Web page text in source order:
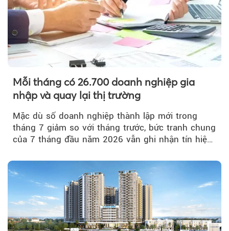
Mỗi tháng có 26.700 doanh nghiệp gia
nhập và quay lại thị trường
Mặc dù số doanh nghiệp thành lập mới trong
tháng 7 giảm so với tháng trước, bức tranh chung
của 7 tháng đầu năm 2026 vẫn ghi nhận tín hiệu